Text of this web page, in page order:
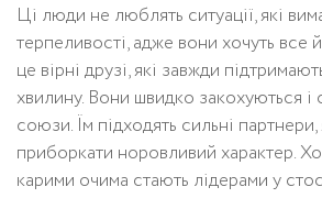
Ці люди не люблять ситуації, які
терпеливості, адже вони хочуть все
це вірні друзі, які завжди
хвилину. Вони швидко закохуються і
союзи. Їм підходять сильні партнери,
приборкати норовливий характер.
карими очима стають лідерами у